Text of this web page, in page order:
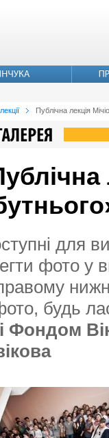
Публічна лекція
для
фото у
будь
Фондом